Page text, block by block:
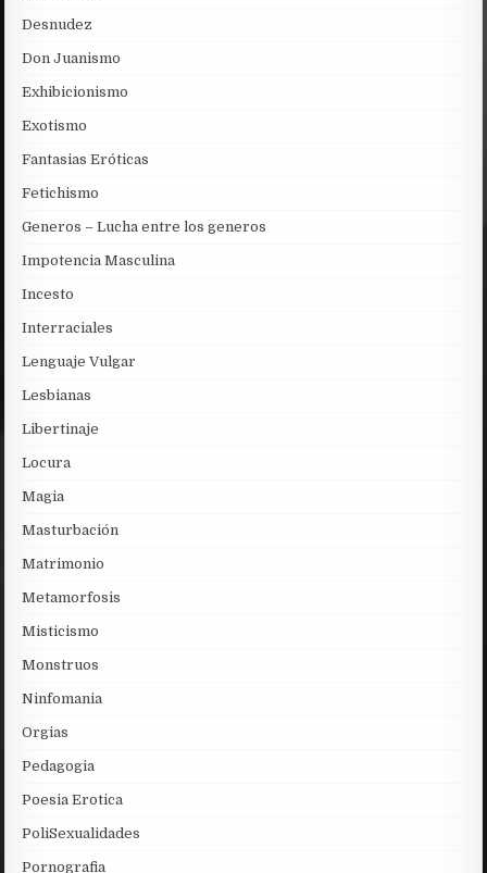
Desnudez
Don Juanismo
Exhibicionismo
Exotismo
Fantasias Eróticas
Fetichismo
Generos – Lucha entre los generos
Impotencia Masculina
Incesto
Interraciales
Lenguaje Vulgar
Lesbianas
Libertinaje
Locura
Magia
Masturbación
Matrimonio
Metamorfosis
Misticismo
Monstruos
Ninfomania
Orgias
Pedagogia
Poesia Erotica
PoliSexualidades
Pornografia